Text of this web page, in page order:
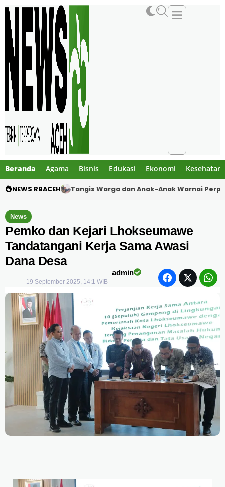
Beranda Agama Bisnis Edukasi Ekonomi Kesehatan
NEWS RBACEH Dua Pelajar Meninggal dalam Kecelakaan
News
Pemko dan Kejari Lhokseumawe
Tandatangani Kerja Sama Awasi
Dana Desa
admin
19 September 2025, 14:1 WIB